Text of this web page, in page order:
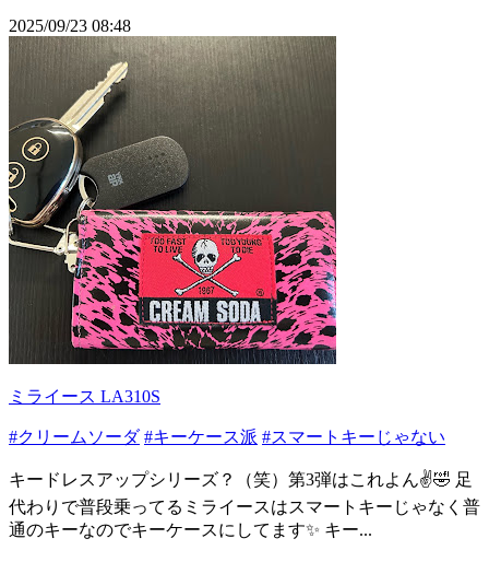
2025/09/23 08:48
ミライース LA310S
#クリームソーダ #キーケース派 #スマートキーじゃない
キードレスアップシリーズ？（笑）第3弾はこれよん✌️🤣 足
代わりで普段乗ってるミライースはスマートキーじゃなく普
通のキーなのでキーケースにしてます✨ キー...